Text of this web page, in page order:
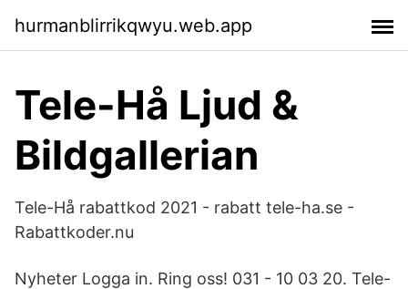
hurmanblirrikqwyu.web.app
Tele-Hå Ljud &
Bildgallerian
Tele-Hå rabattkod 2021 - rabatt tele-ha.se -
Rabattkoder.nu
Nyheter Logga in. Ring oss! 031 - 10 03 20. Tele-